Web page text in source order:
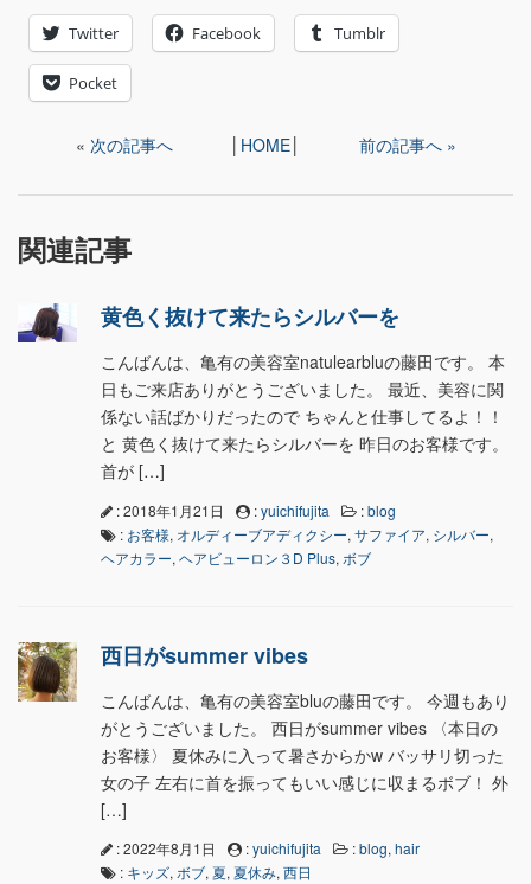
Twitter Facebook Tumblr
Pocket
« 次の記事へ HOME 前の記事へ »
関連記事
黄色く抜けて来たらシルバーを
こんばんは、亀有の美容室natulearbluの藤田です。 本
日もご来店ありがとうございました。 最近、美容に関
係ない話ばかりだったので ちゃんと仕事してるよ！！
と 黄色く抜けて来たらシルバーを 昨日のお客様です。
首が […]
: 2018年1月21日 :yuichifujita :blog
: お客様, オルディーブアディクシー, サファイア, シルバー,
ヘアカラー, ヘアビューロン３D Plus, ボブ
西日がsummer vibes
こんばんは、亀有の美容室bluの藤田です。 今週もあり
がとうございました。 西日がsummer vibes 〈本日の
お客様〉 夏休みに入って暑さからかw バッサリ切った
女の子 左右に首を振ってもいい感じに収まるボブ！ 外
[…]
: 2022年8月1日 :yuichifujita :blog, hair
: キッズ, ボブ, 夏, 夏休み, 西日